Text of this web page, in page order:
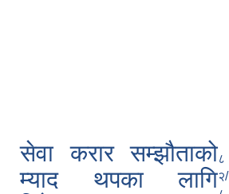
सेवा करार सम्झौताको
म्याद थपका लागि
८
२/